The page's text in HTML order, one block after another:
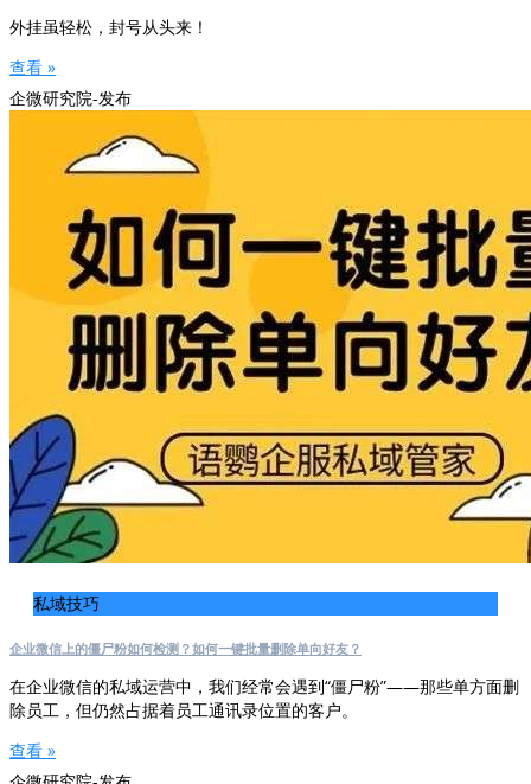
外挂虽轻松，封号从头来！
查看 »
企微研究院-发布
私域技巧
企业微信上的僵尸粉如何检测？如何一键批量删除单向好友？
在企业微信的私域运营中，我们经常会遇到“僵尸粉”——那些单方面删
除员工，但仍然占据着员工通讯录位置的客户。
查看 »